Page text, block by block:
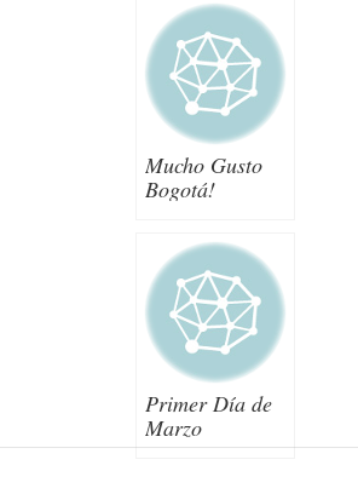
Mucho Gusto
Bogotá!
Primer Día de
Marzo